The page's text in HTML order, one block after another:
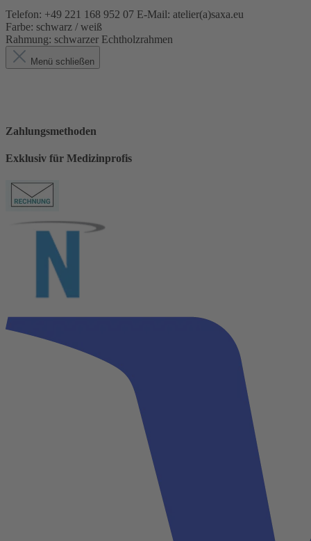
Telefon: +49 221 168 952 07 E-Mail: atelier(a)saxa.eu
Farbe: schwarz / weiß
Rahmung: schwarzer Echtholzrahmen
Menü schließen
Zahlungsmethoden
Exklusiv für Medizinprofis